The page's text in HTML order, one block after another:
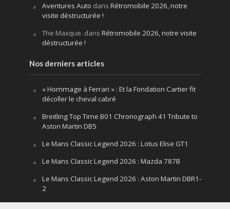
Aventures Auto dans Rétromobile 2026, notre
visite déstructurée !
The Maxque. dans Rétromobile 2026, notre visite
déstructurée !
Nos derniers articles
« Hommage à Ferrari » : Et la Fondation Cartier fit
décoller le cheval cabré
Breitling Top Time B01 Chronograph 41 Tribute to
Aston Martin DB5
Le Mans Classic Legend 2026 : Lotus Elise GT1
Le Mans Classic Legend 2026 : Mazda 787B
Le Mans Classic Legend 2026 : Aston Martin DBR1-
2